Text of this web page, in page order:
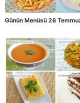
Günün Menüsü 26